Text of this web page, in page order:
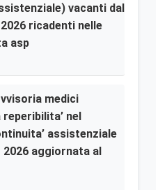
vacanti dal
ricadenti nelle
asp
medici
nel
assistenziale
2026 aggiornata al